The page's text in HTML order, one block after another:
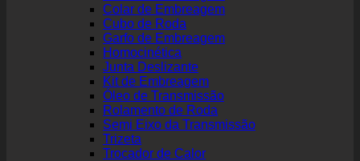
Colar de Embreagem
Cubo de Roda
Garfo de Embreagem
Homocinética
Junta Deslizante
Kit de Embreagem
Óleo de Transmissão
Rolamento de Roda
Semi Eixo da Transmissão
Trizeta
Trocador de Calor